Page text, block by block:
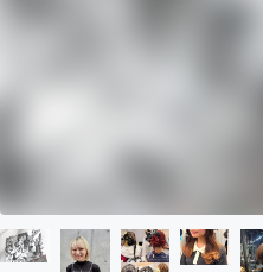
CAMPFIREふるさと納税